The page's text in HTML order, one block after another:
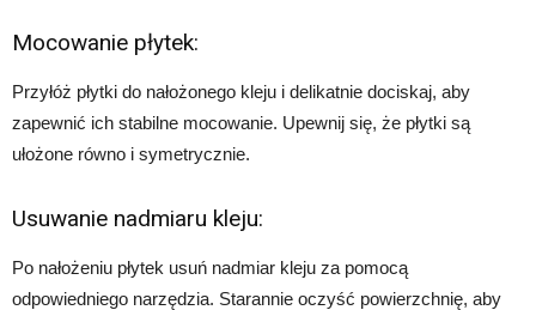
Mocowanie płytek:
Przyłóż płytki do nałożonego kleju i delikatnie dociskaj, aby
zapewnić ich stabilne mocowanie. Upewnij się, że płytki są
ułożone równo i symetrycznie.
Usuwanie nadmiaru kleju:
Po nałożeniu płytek usuń nadmiar kleju za pomocą
odpowiedniego narzędzia. Starannie oczyść powierzchnię, aby